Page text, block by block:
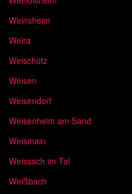
Weinsheim
Weira
Weischütz
Weisen
Weisendorf
Weisenheim am Sand
Weismain
Weissach im Tal
Weißbach